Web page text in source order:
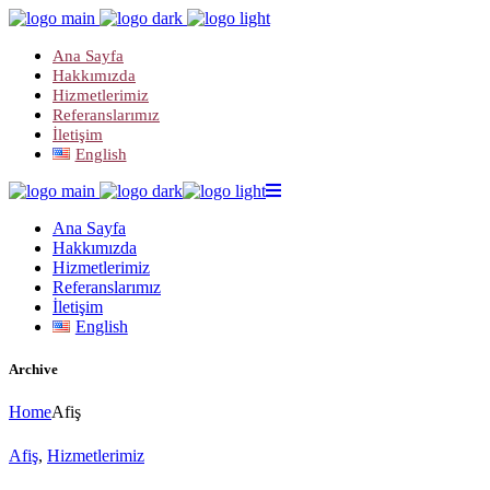
Ana Sayfa
Hakkımızda
Hizmetlerimiz
Referanslarımız
İletişim
English
Ana Sayfa
Hakkımızda
Hizmetlerimiz
Referanslarımız
İletişim
English
Archive
HomeAfiş
Afiş, Hizmetlerimiz